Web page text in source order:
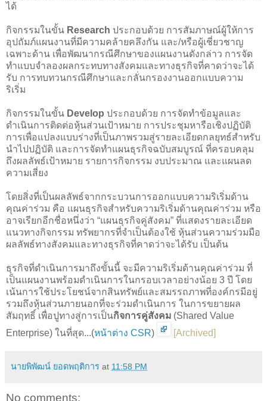
ได้
กิจกรรมในขั้น Research ประกอบด้วย การสัมภาษณ์ผู้ให้การ
อุปถัมภ์แผนงานที่มีความคล้ายคลึงกัน และ/หรือผู้เชี่ยวชาญ
เฉพาะด้าน เพื่อพัฒนากรณีศึกษาของแผนงานดังกล่าว การจัด
ทำแบบจำลองผลกระทบทางสังคมและทางธุรกิจที่คาดว่าจะได้
รับ การทบทวนกรณีศึกษาและกลั่นกรองงานออกแบบความ
ริเริ่ม
กิจกรรมในขั้น Develop ประกอบด้วย การจัดทำข้อมูลและ
ดำเนินการติดต่อหุ้นส่วนเป้าหมาย การประชุมหารือเชิงปฏิบัติ
การเพื่อแปลงแบบร่างที่เป็นภาพรวมสู่รายละเอียดกลยุทธ์สำหรับ
นำไปปฏิบัติ และการจัดทำแผนธุรกิจฉบับสมบูรณ์ ที่ครอบคลุม
ถึงผลลัพธ์เป้าหมาย รายการกิจกรรม งบประมาณ และแผนลด
ความเสี่ยง
โดยสิ่งที่เป็นผลลัพธ์จากกระบวนการออกแบบความริเริ่มด้าน
คุณค่าร่วม คือ แผนธุรกิจสำหรับความริเริ่มด้านคุณค่าร่วม หรือ
อาจเรียกอีกชื่อหนึ่งว่า “แผนธุรกิจคู่สังคม” ที่แสดงรายละเอียด
แนวทางกิจกรรม ทรัพยากรที่จำเป็นต้องใช้ หุ้นส่วนความร่วมมือ
ผลลัพธ์ทางสังคมและทางธุรกิจที่คาดว่าจะได้รับ เป็นต้น
ธุรกิจที่ดำเนินการมาถึงขั้นนี้ จะมีความริเริ่มด้านคุณค่าร่วม ที่
เป็นแผนงานพร้อมดำเนินการในกรอบเวลาอย่างน้อย 3 ปี โดย
เน้นการใช้ประโยชน์จากสินทรัพย์และสมรรถภาพที่องค์กรมีอยู่
รวมถึงหุ้นส่วนภายนอกที่จะร่วมดำเนินการ ในการขยายผล
สัมฤทธิ์ เพื่อปูทางสู่การเป็นกิจการคู่สังคม (Shared Value
Enterprise) ในที่สุด...(หน้าต่าง CSR) [Archived]
นายพิพัฒน์ ยอดพฤติการ at 11:58 PM
No comments: